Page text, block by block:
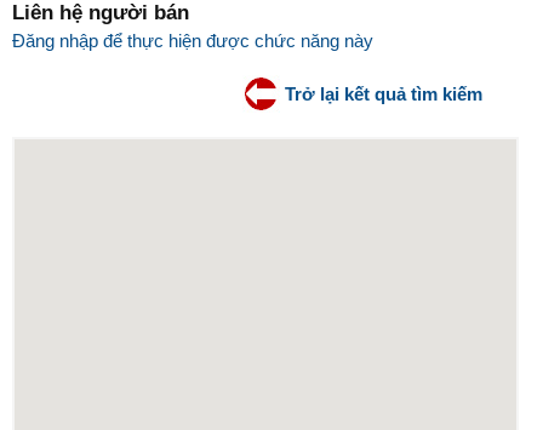
Liên hệ người bán
Đăng nhập để thực hiện được chức năng này
Trở lại kết quả tìm kiếm